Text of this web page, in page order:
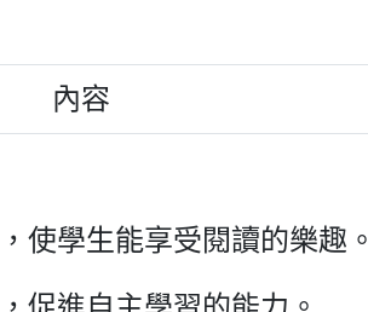
內容
使學生能享受閱讀的樂趣。